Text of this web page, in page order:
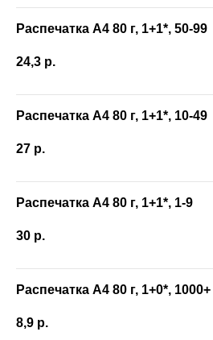
Распечатка А4 80 г, 1+1*, 50-99
24,3 р.
Распечатка А4 80 г, 1+1*, 10-49
27 р.
Распечатка А4 80 г, 1+1*, 1-9
30 р.
Распечатка А4 80 г, 1+0*, 1000+
8,9 р.